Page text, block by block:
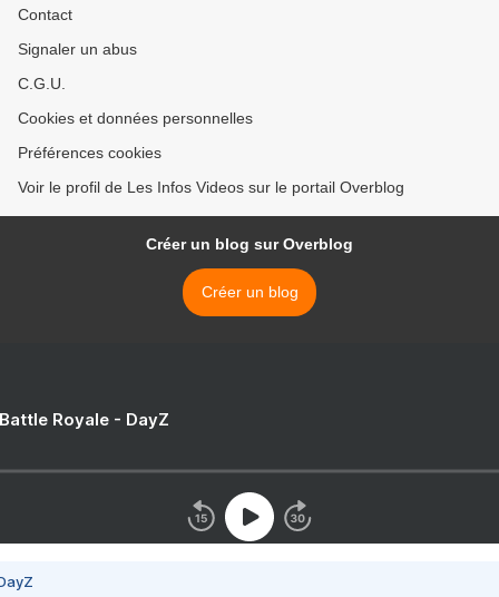
Contact
Signaler un abus
C.G.U.
Cookies et données personnelles
Préférences cookies
Voir le profil de Les Infos Videos sur le portail Overblog
Créer un blog sur Overblog
Créer un blog
Royale - DayZ